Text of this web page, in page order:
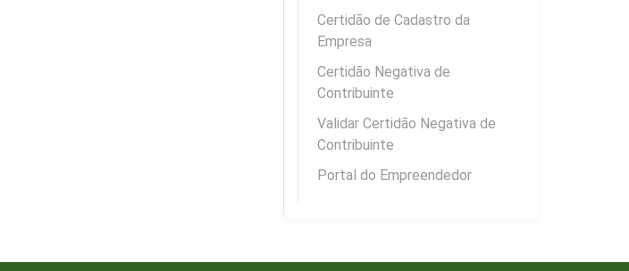
Certidão de Cadastro da
Empresa
Certidão Negativa de
Contribuinte
Validar Certidão Negativa de
Contribuinte
Portal do Empreendedor